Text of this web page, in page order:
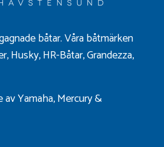
båtar. Våra båtmärken
,Husky,HR-Båtar,Grandezza,
Yamaha, Mercury &